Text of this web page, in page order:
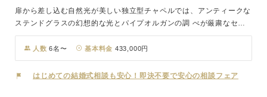
扉から差し込む自然光が美しい独立型チャペルでは、アンティークな
ステンドグラスの幻想的な光とパイプオルガンの調 べが厳粛なセレ
モニーを演出。挙式後は、感動の余韻を感じながらフラワーシャワー
で祝福を受けます。おふたりが通り過ぎてもゲストが斜めや真上から
声をかけ続けられるように、階段はカーブを描いています。想い出深
いワンシーンをゆっくりとご堪能ください。披露宴会場は、緑と光が
人数 6名〜 基本料金 433,000円
はじめての結婚式相談も安心！即決不要で安心の相談フェア